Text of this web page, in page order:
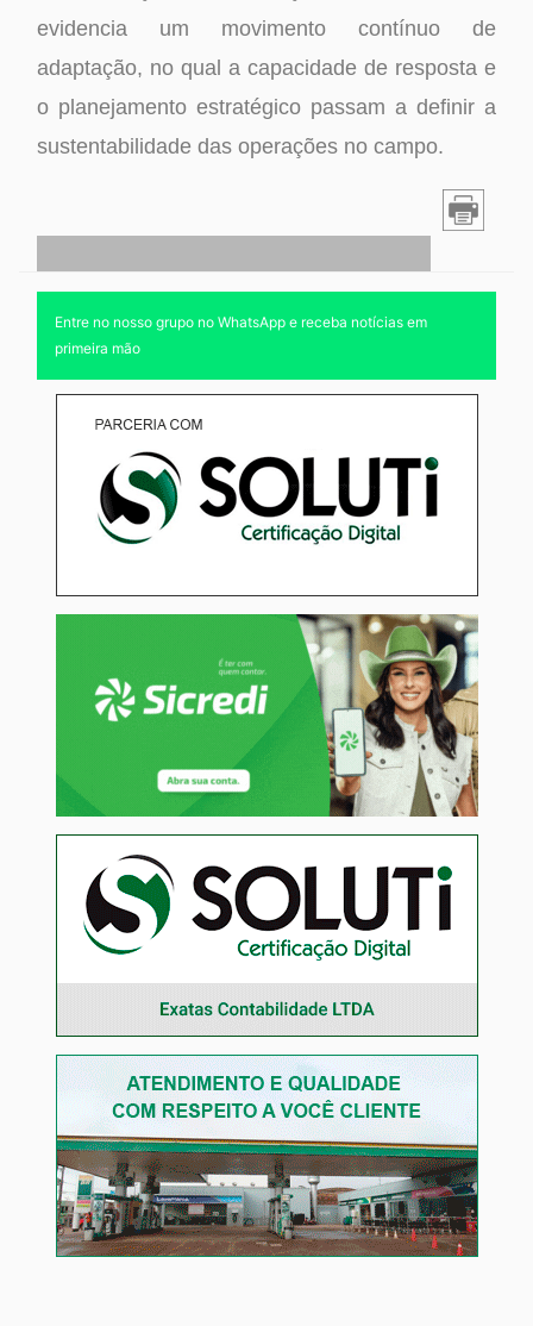
evidencia um movimento contínuo de
adaptação, no qual a capacidade de resposta e
o planejamento estratégico passam a definir a
sustentabilidade das operações no campo.
Entre no nosso grupo no WhatsApp e receba notícias em
primeira mão